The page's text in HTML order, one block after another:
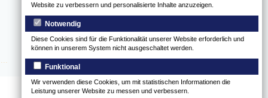
Website zu verbessern und personalisierte Inhalte anzuzeigen.
Notwendig
Diese Cookies sind für die Funktionalität unserer Website erforderlich und
können in unserem System nicht ausgeschaltet werden.
Funktional
Wir verwenden diese Cookies, um mit statistischen Informationen die
Leistung unserer Website zu messen und verbessern.